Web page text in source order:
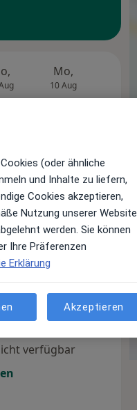
Mo,
10 Aug
verfügbar
10 Aug
verfügbar
(oder ähnliche
und Inhalte zu liefern,
Cookies akzeptieren,
Nutzung unserer Website
werden. Sie können
Ihre Präferenzen
Erklärung
Akzeptieren